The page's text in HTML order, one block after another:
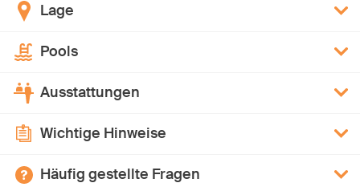
Lage
Pools
Ausstattungen
Wichtige Hinweise
Häufig gestellte Fragen